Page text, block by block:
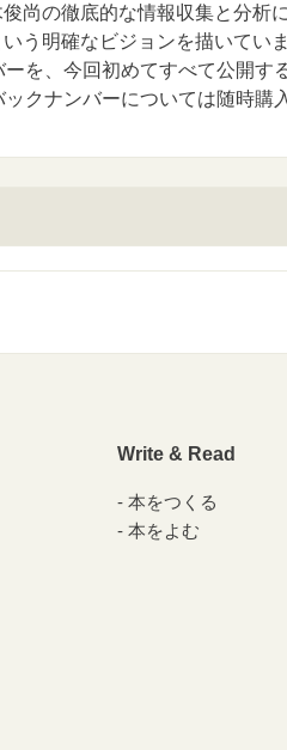
尚の徹底的な情報収集と分析
う明確なビジョンを描いてい
を、今回初めてすべて公開す
クナンバーについては随時購
Write & Read
本をつくる
本をよむ